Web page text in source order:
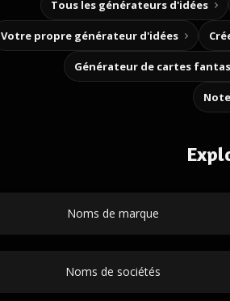
Tous les générateurs d'idées
Votre propre générateur d'idées
Générateur de cartes
Noms de marque
Noms de sociétés